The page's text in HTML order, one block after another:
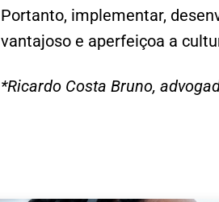
Portanto, implementar,
vantajoso e aperfeiçoa a
*Ricardo Costa Bruno,